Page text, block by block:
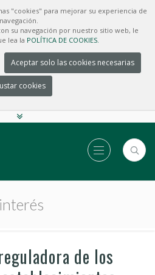
"cookies" para mejorar su experiencia de
navegación.
su navegación por nuestro sitio web, le
lea la POLÍTICA DE COOKIES.
Aceptar solo las cookies necesarias
cookies
de los